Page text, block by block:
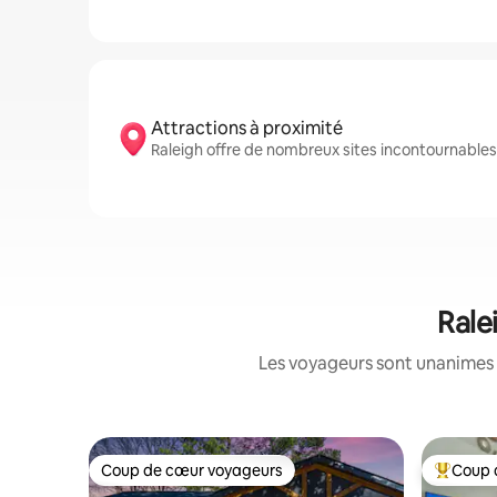
Attractions à proximité
Raleigh offre de nombreux sites
Les voyageurs sont
Coup de cœur voyageurs
Coup de cœur voyageurs Coups
Coup